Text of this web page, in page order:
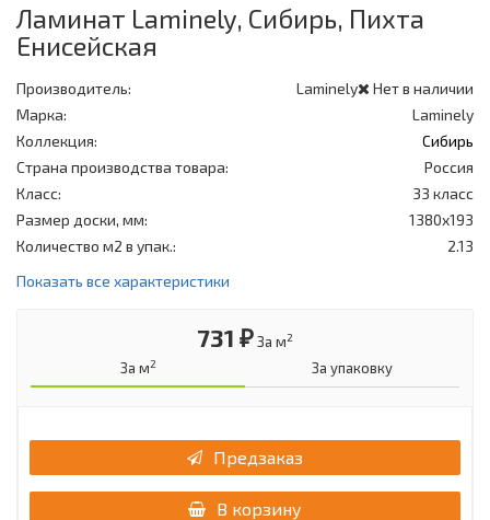
Ламинат Laminely, Сибирь, Пихта
Енисейская
Нет в наличии
Производитель:
Laminely
Марка:
Laminely
Коллекция:
Сибирь
Страна производства товара:
Россия
Класс:
33 класс
Размер доски, мм:
1380x193
Количество м2 в упак.:
2.13
Показать все характеристики
731 ₽За м2
За м2 За упаковку
Предзаказ
В корзину